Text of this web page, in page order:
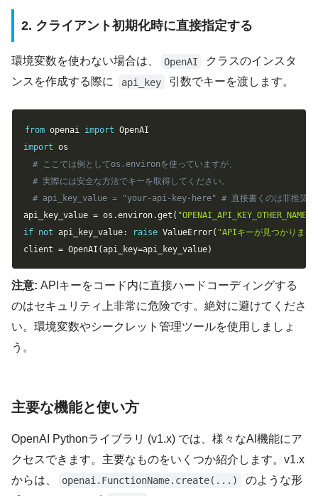
2. クライアント初期化時に直接指定する
環境変数を使わない場合は、 OpenAI
クラスのインスタ
ンスを作成する際に
api_key 引数でキーを渡します。
from openai import
import
# ここでは例としてos.environを使っていますが、
# 実際には安全な方法でキーを取得してください。
# api_key_value = "your-api-key-here" # 直接書くのは非推奨
api_key_value = os .environ.get ( "OPENAI_API_KEY_OTHER_NAME"
if not api_key_value: raise ValueError( "APIキーが見つかりませ
client = OpenAI (api_key=api_key_value)
注意: APIキーをコード内に直接ハードコーディングする
のはセキュリティ上非常に危険です。絶対に避けてくださ
い。環境変数やシークレット管理ツールを使用しましょ
う。
主要な機能と使い方
OpenAI Pythonライブラリ (v1.x) では、様々なAI機能にア
クセスできます。主要なものをいくつか紹介します。v1.x
からは、
openai.FunctionName.create(...)
のような形